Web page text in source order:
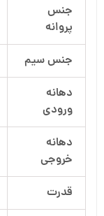
جنس
پروانه
جنس سیم
دهانه
ورودی
دهانه
خروجی
قدرت